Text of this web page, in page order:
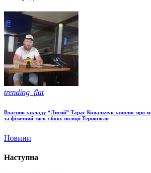
trending_flat
Власник закладу “Лисий” Тарас Ковальчук заявляє про
та фізичний тиск з боку поліції Тернополя
Новини
Наступна